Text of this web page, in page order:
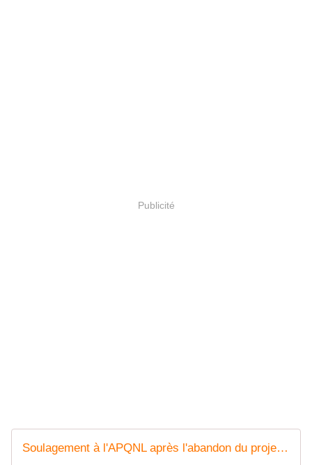
Publicité
Soulagement à l'APQNL après l'abandon du projet de constitution